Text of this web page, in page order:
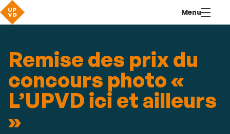
contenu
Menu
Remise des prix du
concours photo «
L’UPVD ici et ailleurs
»